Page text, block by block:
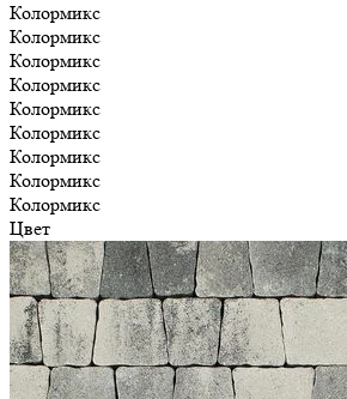
Колормикс
Колормикс
Колормикс
Колормикс
Колормикс
Колормикс
Колормикс
Колормикс
Колормикс
Цвет